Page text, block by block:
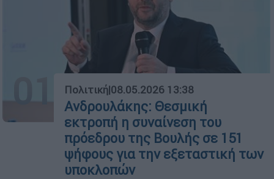
Πολιτική|08.05.2026 13:38
Ανδρουλάκης: Θεσμική
εκτροπή η συναίνεση του
πρόεδρου της Βουλής σε 151
ψήφους για την εξεταστική των
υποκλοπών